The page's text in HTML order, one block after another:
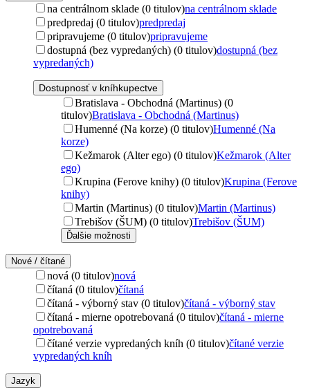
na centrálnom sklade (0 titulov)na centrálnom sklade
predpredaj (0 titulov)predpredaj
pripravujeme (0 titulov)pripravujeme
dostupná (bez vypredaných) (0 titulov)dostupná (bez
vypredaných)
Dostupnosť v kníhkupectve
Bratislava - Obchodná (Martinus) (0
titulov)Bratislava - Obchodná (Martinus)
Humenné (Na korze) (0 titulov)Humenné (Na
korze)
Kežmarok (Alter ego) (0 titulov)Kežmarok (Alter
ego)
Krupina (Ferove knihy) (0 titulov)Krupina (Ferove
knihy)
Martin (Martinus) (0 titulov)Martin (Martinus)
Trebišov (ŠUM) (0 titulov)Trebišov (ŠUM)
Ďalšie možnosti
Nové / čítané
nová (0 titulov)nová
čítaná (0 titulov)čítaná
čítaná - výborný stav (0 titulov)čítaná - výborný stav
čítaná - mierne opotrebovaná (0 titulov)čítaná - mierne
opotrebovaná
čítané verzie vypredaných kníh (0 titulov)čítané verzie
vypredaných kníh
Jazyk